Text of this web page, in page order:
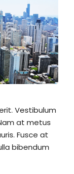
Vestibulum
at metus
Fusce at
bibendum